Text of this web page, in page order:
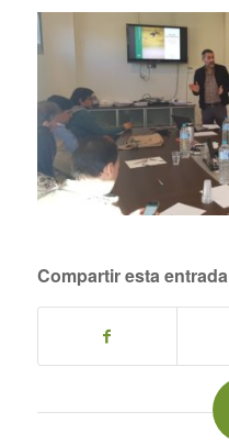
Compartir esta entrada